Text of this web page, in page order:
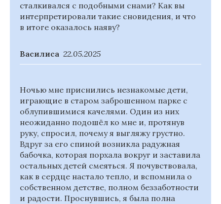
сталкивался с подобными снами? Как вы
интерпретировали такие сновидения, и что
в итоге оказалось наяву?
Василиса 22.05.2025
Ночью мне приснились незнакомые дети,
играющие в старом заброшенном парке с
облупившимися качелями. Один из них
неожиданно подошёл ко мне и, протянув
руку, спросил, почему я выгляжу грустно.
Вдруг за его спиной возникла радужная
бабочка, которая порхала вокруг и заставила
остальных детей смеяться. Я почувствовала,
как в сердце настало тепло, и вспомнила о
собственном детстве, полном беззаботности
и радости. Проснувшись, я была полна